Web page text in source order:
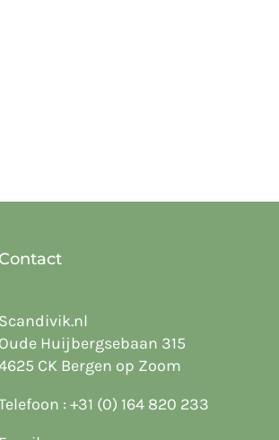
Contact
Scandivik.nl
Oude Huijbergsebaan 315
CK Bergen op Zoom
:+31 (0) 164 820 233